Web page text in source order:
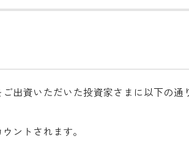
出資いただいた投資家さまに以下の
ントされます。